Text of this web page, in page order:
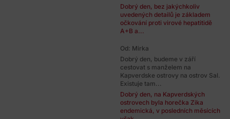
Dobrý den, bez jakýchkoliv
uvedených detailů je základem
očkování proti virové hepatitidě
A+B a...
Od: Mirka
Dobrý den, budeme v září
cestovat s manželem na
Kapverdske ostrovy na ostrov Sal.
Existuje tam...
Dobrý den, na Kapverdských
ostrovech byla horečka Zika
endemická, v posledních měsících